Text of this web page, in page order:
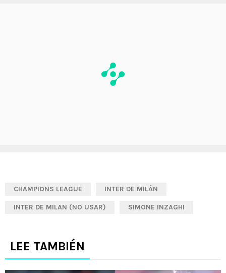
CHAMPIONS LEAGUE INTER DE MILÁN
INTER DE MILAN (NO USAR) SIMONE INZAGHI
LEE TAMBIÉN